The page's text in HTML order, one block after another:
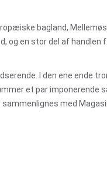
bagland,
en stor del af handlen
I den ene ende
et par imponerende
med